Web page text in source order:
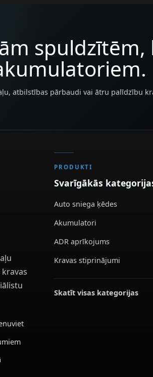
spuldzītēm,
atbilstības pārbaudi vai ātru palīdzību
PRODUKTI
Svarīgākās
Auto sniega ķēdes
Akumulatori
ADR aprīkojums
Kravas stiprinājumi
Skatīt visas kategorijas